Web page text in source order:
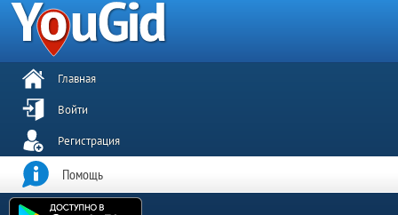
Главная
Войти
Регистрация
Помощь